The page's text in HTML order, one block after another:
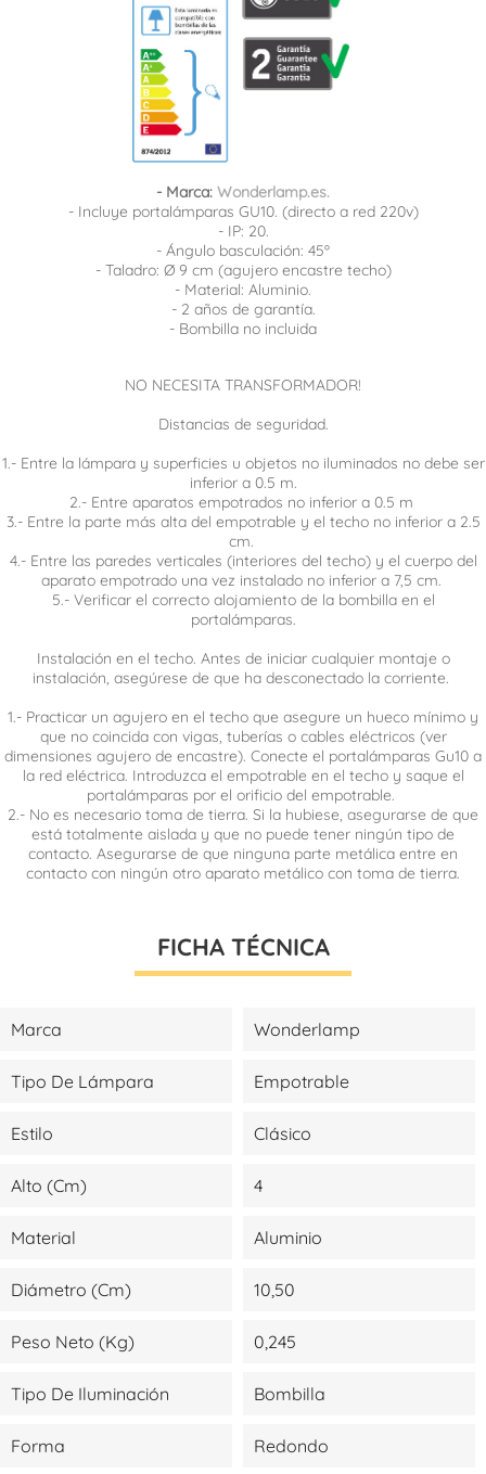
- Marca: Wonderlamp.es.
- Incluye portalámparas GU10. (directo a red 220v)
- IP: 20.
- Ángulo basculación: 45º
- Taladro: Ø 9 cm (agujero encastre techo)
- Material: Aluminio.
- 2 años de garantía.
- Bombilla no incluida
NO NECESITA TRANSFORMADOR!
Distancias de seguridad.
1.- Entre la lámpara y superficies u objetos no iluminados no debe ser
inferior a 0.5 m.
2.- Entre aparatos empotrados no inferior a 0.5 m
3.- Entre la parte más alta del empotrable y el techo no inferior a 2.5
cm.
4.- Entre las paredes verticales (interiores del techo) y el cuerpo del
aparato empotrado una vez instalado no inferior a 7,5 cm.
5.- Verificar el correcto alojamiento de la bombilla en el
portalámparas.
Instalación en el techo. Antes de iniciar cualquier montaje o
instalación, asegúrese de que ha desconectado la corriente.
1.- Practicar un agujero en el techo que asegure un hueco mínimo y
que no coincida con vigas, tuberías o cables eléctricos (ver
dimensiones agujero de encastre). Conecte el portalámparas Gu10 a
la red eléctrica. Introduzca el empotrable en el techo y saque el
portalámparas por el orificio del empotrable.
2.- No es necesario toma de tierra. Si la hubiese, asegurarse de que
está totalmente aislada y que no puede tener ningún tipo de
contacto. Asegurarse de que ninguna parte metálica entre en
contacto con ningún otro aparato metálico con toma de tierra.
FICHA TÉCNICA
Marca Wonderlamp
Tipo De Lámpara Empotrable
Estilo Clásico
Alto (cm) 4
Material Aluminio
Diámetro (cm) 10,50
Peso Neto (kg) 0,245
Tipo De Iluminación Bombilla
Forma Redondo